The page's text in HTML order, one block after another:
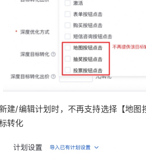
建/编辑计划时，不再支持选择【地图
转化